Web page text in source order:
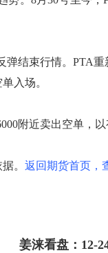
结束行情。PTA重
入场。
附近卖出空单，以
。 返回期货首页，
姜涞看盘：12-